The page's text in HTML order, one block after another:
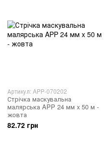
Артикул: APP-070202
Стрічка маскувальна
малярська APP 24 мм x 50 м -
жовта
82.72 грн